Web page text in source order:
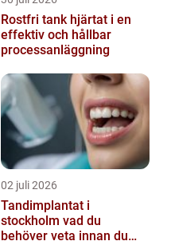
Rostfri tank hjärtat i en
effektiv och hållbar
processanläggning
02 juli 2026
Tandimplantat i
stockholm vad du
behöver veta innan du